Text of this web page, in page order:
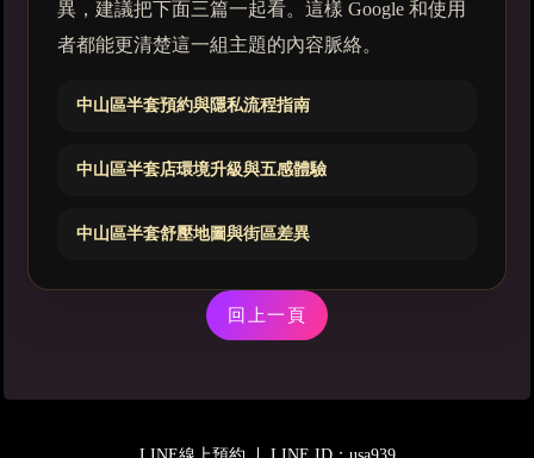
異，建議把下面三篇一起看。這樣 Google 和使用
者都能更清楚這一組主題的內容脈絡。
中山區半套預約與隱私流程指南
中山區半套店環境升級與五感體驗
中山區半套舒壓地圖與街區差異
回上一頁